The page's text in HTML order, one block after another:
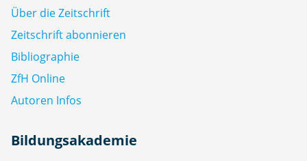
Über die Zeitschrift
Zeitschrift abonnieren
Bibliographie
ZfH Online
Autoren Infos
Bildungsakademie